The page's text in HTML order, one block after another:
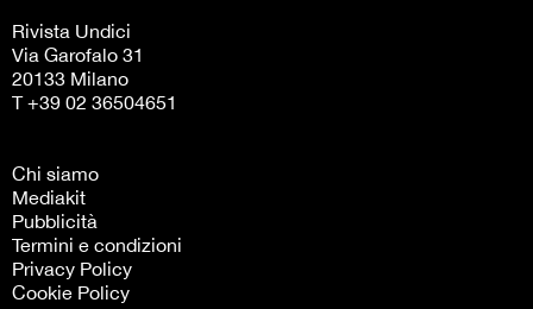
Rivista Undici
Via Garofalo 31
20133 Milano
T +39 02 36504651
Chi siamo
Mediakit
Pubblicità
Termini e condizioni
Privacy Policy
Cookie Policy